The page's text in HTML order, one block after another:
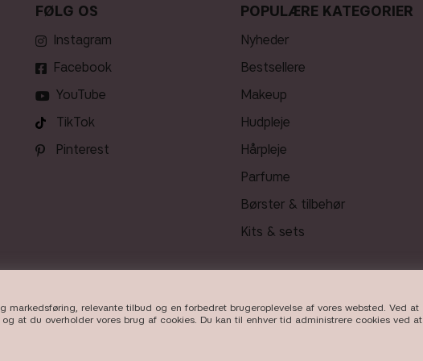
FØLG OS
Instagram
Facebook
YouTube
TikTok
Pinterest
POPULÆRE KATEGORIER
nyheder
bestsellere
makeup
hudpleje
hårpleje
parfume
børster & tilbehør
kits & sets
LEVERING
relevante tilbud og en forbedret brugeroplevelse af vores websted. Ved at
at du overholder vores brug af cookies. Du kan til enhver tid administrere cookies ved at